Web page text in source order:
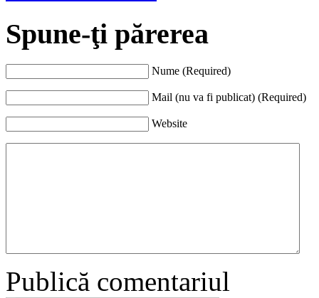
Spune-ţi părerea
Nume (Required)
Mail (nu va fi publicat) (Required)
Website
Publică comentariul